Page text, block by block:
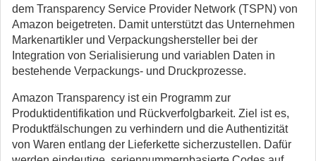
dem Transparency Service Provider Network (TSPN) von
Amazon beigetreten. Damit unterstützt das Unternehmen
Markenartikler und Verpackungshersteller bei der
Integration von Serialisierung und variablen Daten in
bestehende Verpackungs- und Druckprozesse.
Amazon Transparency ist ein Programm zur
Produktidentifikation und Rückverfolgbarkeit. Ziel ist es,
Produktfälschungen zu verhindern und die Authentizität
von Waren entlang der Lieferkette sicherzustellen. Dafür